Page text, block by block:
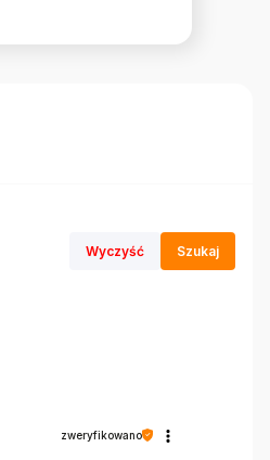
Wyczyść Szukaj
zweryfikowano